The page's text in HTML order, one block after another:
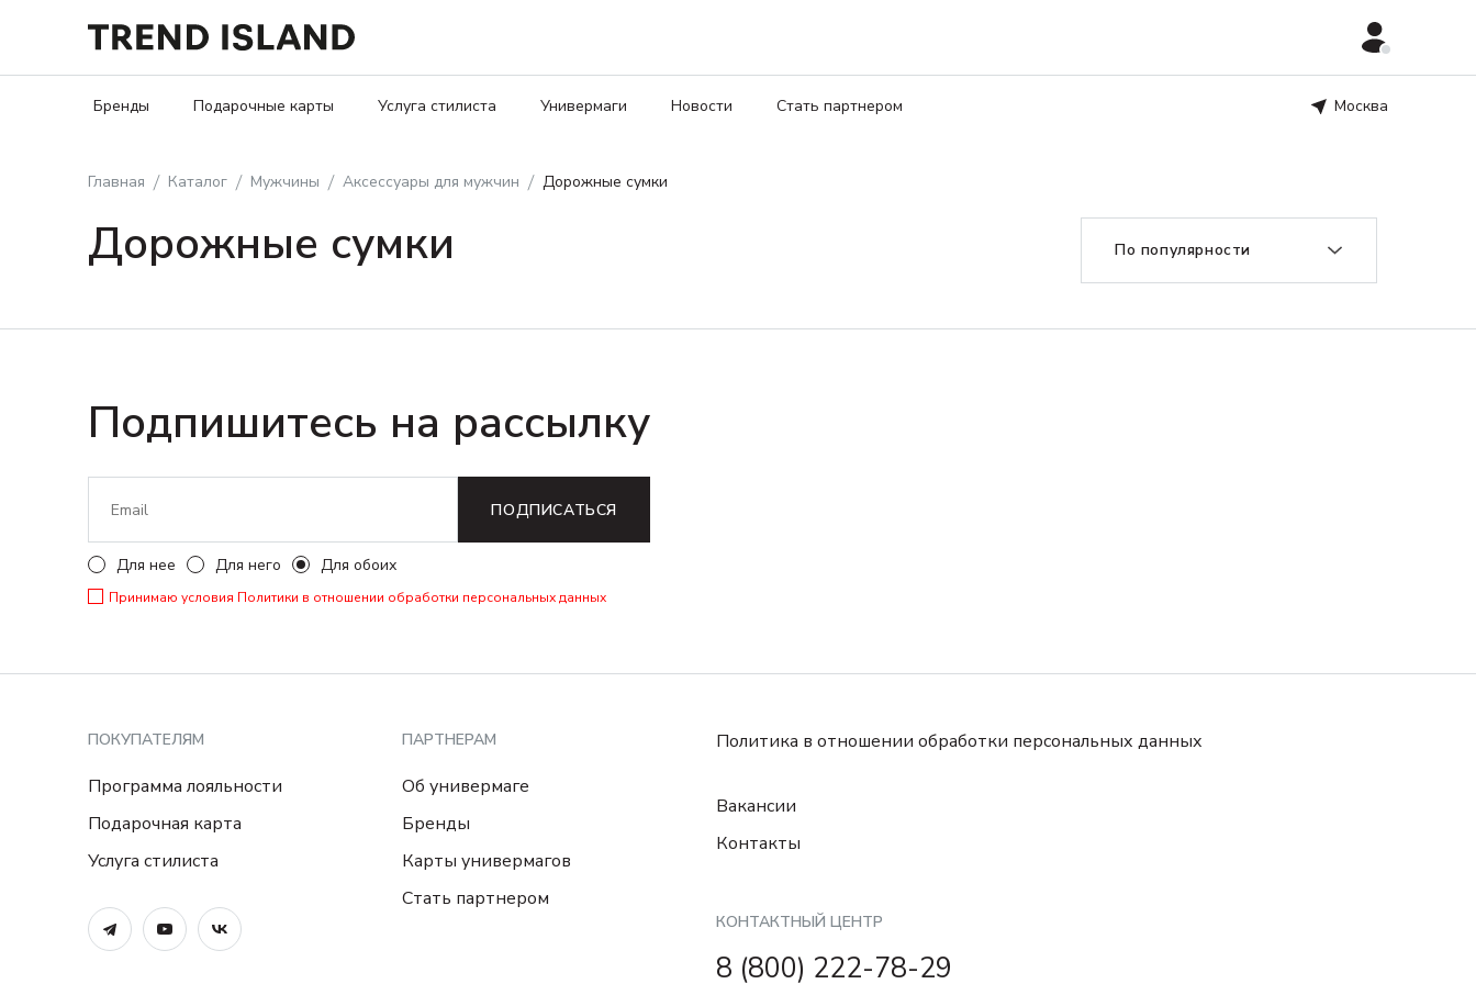
Бренды Подарочные карты Услуга стилиста Универмаги Новости Стать партнером Москва
Главная Каталог Мужчины Аксессуары для мужчин Дорожные сумки
Дорожные сумки По популярности
Подпишитесь на рассылку
ПОДПИСАТЬСЯ
Для нее Для него Для обоих
Принимаю условия Политики в отношении обработки персональных данных
ПОКУПАТЕЛЯМ
Программа лояльности
Подарочная карта
Услуга стилиста
ПАРТНЕРАМ
Об универмаге
Бренды
Карты универмагов
Стать партнером
Политика в отношении обработки персональных данных
Вакансии
Контакты
КОНТАКТНЫЙ ЦЕНТР
8 (800) 222-78-29